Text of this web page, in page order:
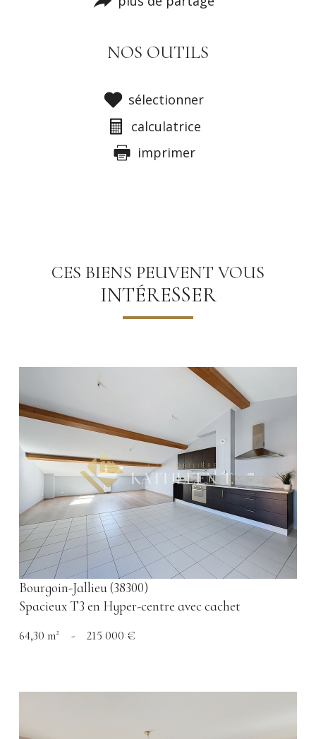
NOS OUTILS
sélectionner
calculatrice
imprimer
CES BIENS PEUVENT VOUS
INTÉRESSER
voir le bien
Bourgoin-Jallieu (38300)
Spacieux T3 en Hyper-centre avec cachet
64,30 m² - 215 000 €